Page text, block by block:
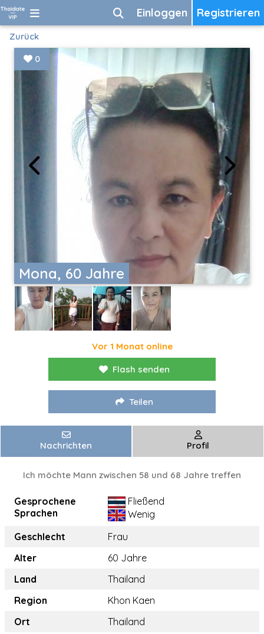
Registrieren
Einloggen
Zurück
Mona, 60 Jahre
0
Vor 1 Monat online
Flash senden
Teilen
Nachrichten Profil
Ich möchte Mann zwischen 58 und 68 Jahre treffen
Gesprochene
Sprachen
Fließend
Wenig
Geschlecht
Frau
Alter
60 Jahre
Land
Thailand
Region
Khon Kaen
Ort
Thailand